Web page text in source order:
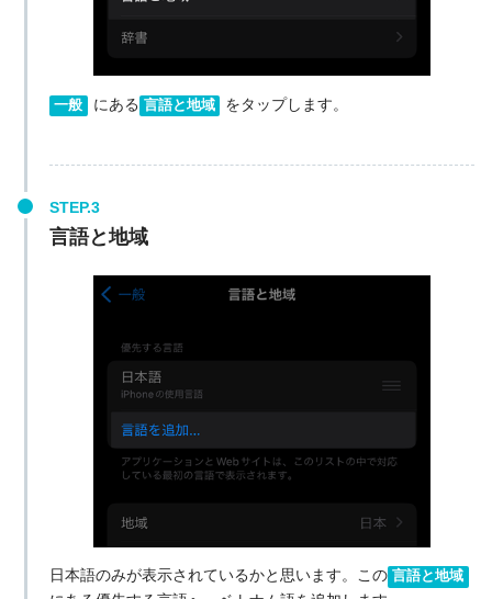
一般 にある 言語と地域 をタップします。
言語と地域
日本語のみが表示されているかと思います。この 言語と地域